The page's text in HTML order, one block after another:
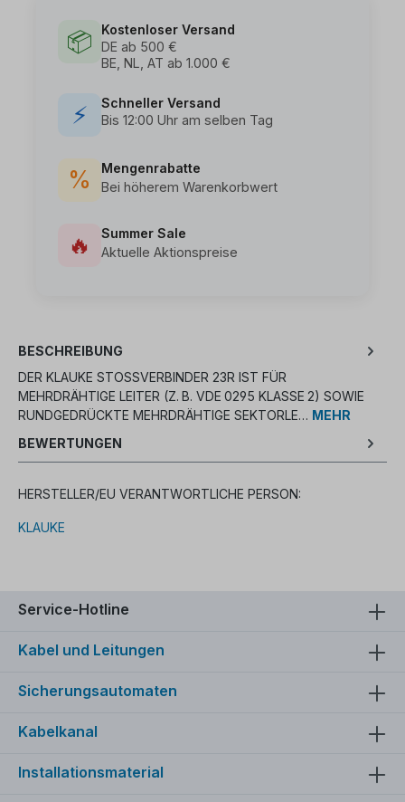
📦
Kostenloser Versand
DE ab 500 €
BE, NL, AT ab 1.000 €
⚡
Schneller Versand
Bis 12:00 Uhr am selben Tag
%
Mengenrabatte
Bei höherem Warenkorbwert
🔥
Summer Sale
Aktuelle Aktionspreise
BESCHREIBUNG
DER KLAUKE STOSSVERBINDER 23R IST FÜR M
EHRDRÄHTIGE LEITER (Z. B. VDE 0295 KLASSE 2) SOWIE R
UNDGEDRÜCKTE MEHRDRÄHTIGE SEKTORLE… MEHR
BEWERTUNGEN
HERSTELLER/EU VERANTWORTLICHE PERSON:
KLAUKE
Service-Hotline
Kabel und Leitungen
Sicherungsautomaten
Kabelkanal
Installationsmaterial